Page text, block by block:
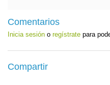
Comentarios
Inicia sesión o regístrate para
Compartir